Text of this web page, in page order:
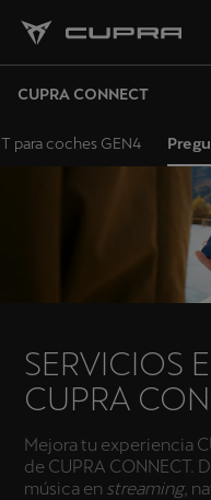
CUPRA CONNECT
para coches GEN4
SERVICIOS
CUPRA
Mejora tu experiencia
de CUPRA CONNECT.
música en streaming,